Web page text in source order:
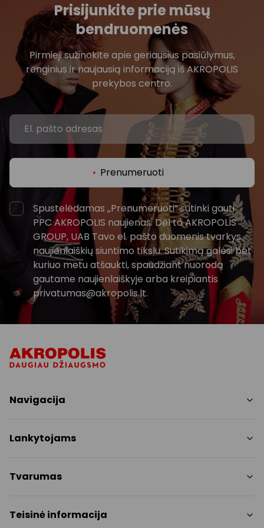
Prisijunkite prie mūsų
bendruomenės
Pirmieji sužinokite apie geriausius pasiūlymus,
renginius ir naujausią informaciją iš AKROPOLIS
prekybos centro.
Prenumeruoti
Spustelėdamas „Prenumeruoti“ sutinki gauti
PPC AKROPOLIS naujienas. Dėl to AKROPOLIS
GROUP, UAB Tavo el. pašto duomenis tvarkys
naujienlaiškių siuntimo tikslu. Sutikimą galėsi bet
kuriuo metu atšaukti, spaudžiant nuorodą
gautame naujienlaiškyje arba kreipiantis
privatumas@akropolis.lt.
Navigacija
Paslaugos
Pramogos
Lankytojams
Nemokami patogumai
Kontaktai
Tvarumas
Tvarumo ataskaita
Teisinė informacija